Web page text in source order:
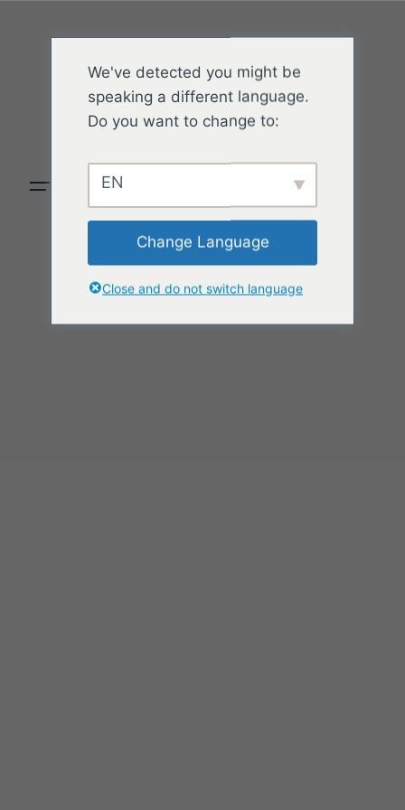
We've detected you might be
speaking a different language.
Do you want to change to:
EN
Change Language
Close and do not switch language